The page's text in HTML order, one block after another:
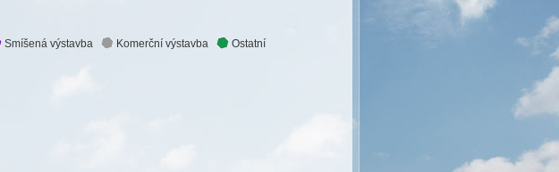
Smíšená výstavba Komerční výstavba Ostatní